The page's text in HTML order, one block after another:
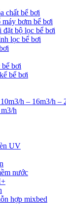
chất bể bơi
bơm bể bơi
đặt bộ lọc bể bơi
lọc bể bơi
bơi
bể bơi
h – 16m3/h –
h
UV
nước
hợp mixbed